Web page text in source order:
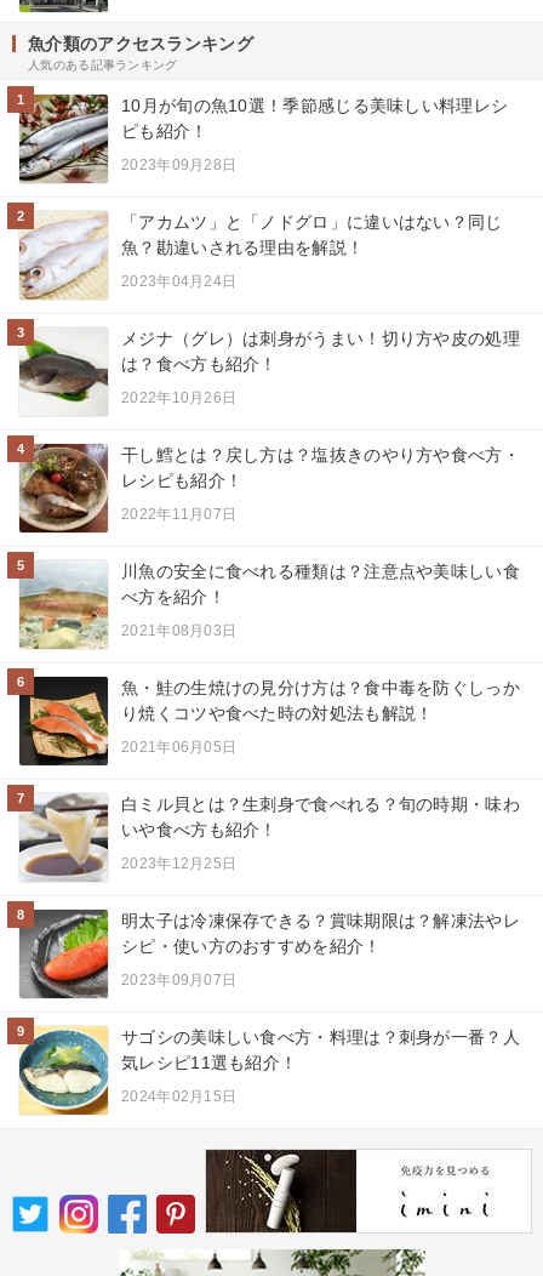
魚介類のアクセスランキング
人気のある記事ランキング
1
10月が旬の魚10選！季節感じる美味しい料理レシ
ピも紹介！
2023年09月28日
2
「アカムツ」と「ノドグロ」に違いはない？同じ
魚？勘違いされる理由を解説！
2023年04月24日
3
メジナ（グレ）は刺身がうまい！切り方や皮の処理
は？食べ方も紹介！
2022年10月26日
4
干し鱈とは？戻し方は？塩抜きのやり方や食べ方・
レシピも紹介！
2022年11月07日
5
川魚の安全に食べれる種類は？注意点や美味しい食
べ方を紹介！
2021年08月03日
6
魚・鮭の生焼けの見分け方は？食中毒を防ぐしっか
り焼くコツや食べた時の対処法も解説！
2021年06月05日
7
白ミル貝とは？生刺身で食べれる？旬の時期・味わ
いや食べ方も紹介！
2023年12月25日
8
明太子は冷凍保存できる？賞味期限は？解凍法やレ
シピ・使い方のおすすめを紹介！
2023年09月07日
9
サゴシの美味しい食べ方・料理は？刺身が一番？人
気レシピ11選も紹介！
2024年02月15日